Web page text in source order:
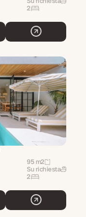
2
95 m2
Su richiesta
2